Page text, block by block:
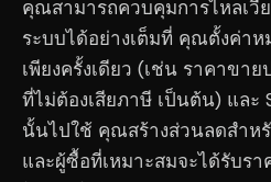
คุณสามารถควบคุมการไหลเวี
ระบบได้อย่างเต็มที่ คุณตั้งค่า
เพียงครั้งเดียว (เช่น ราคาขา
ที่ไม่ต้องเสียภาษี เป็นต้น) และ
นั้นไปใช้ คุณสร้างส่วนลดสำห
และผู้ซื้อที่เหมาะสมจะได้รับร